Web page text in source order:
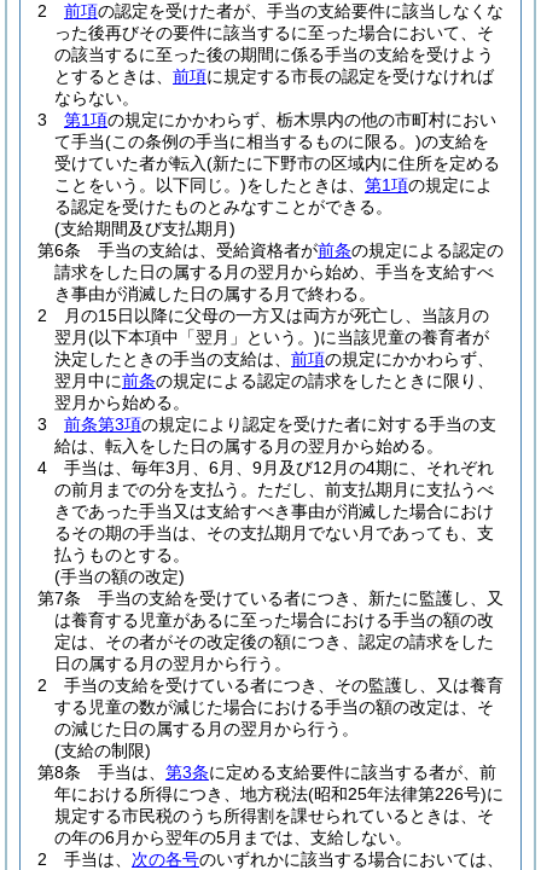
2
前項の認定を受けた者が、手当の支給要件に該当しなくな
った後再びその要件に該当するに至った場合において、そ
の該当するに至った後の期間に係る手当の支給を受けよう
とするときは、 前項に規定する市長の認定を受けなければ
ならない。
3
第1項の規定にかかわらず、栃木県内の他の市町村におい
て手当(この条例の手当に相当するものに限る。)の支給を
受けていた者が転入(新たに下野市の区域内に住所を定める
ことをいう。以下同じ。)をしたときは、 第1項の規定によ
る認定を受けたものとみなすことができる。
(支給期間及び支払期月)
第6条
手当の支給は、受給資格者が前条の規定による認定の
請求をした日の属する月の翌月から始め、手当を支給すべ
き事由が消滅した日の属する月で終わる。
2
月の15日以降に父母の一方又は両方が死亡し、当該月の
翌月(以下本項中「翌月」という。)に当該児童の養育者が
決定したときの手当の支給は、 前項の規定にかかわらず、
翌月中に前条の規定による認定の請求をしたときに限り、
翌月から始める。
3
前条第3項の規定により認定を受けた者に対する手当の支
給は、転入をした日の属する月の翌月から始める。
4
手当は、毎年3月、6月、9月及び12月の4期に、それぞれ
の前月までの分を支払う。 ただし、前支払期月に支払うべ
きであった手当又は支給すべき事由が消滅した場合におけ
るその期の手当は、その支払期月でない月であっても、支
払うものとする。
(手当の額の改定)
第7条
手当の支給を受けている者につき、新たに監護し、又
は養育する児童があるに至った場合における手当の額の改
定は、その者がその改定後の額につき、認定の請求をした
日の属する月の翌月から行う。
2
手当の支給を受けている者につき、その監護し、又は養育
する児童の数が減じた場合における手当の額の改定は、そ
の減じた日の属する月の翌月から行う。
(支給の制限)
第8条
手当は、 第3条に定める支給要件に該当する者が、前
年における所得につき、地方税法(昭和25年法律第226号)に
規定する市民税のうち所得割を課せられているときは、そ
の年の6月から翌年の5月までは、支給しない。
2
手当は、 次の各号のいずれかに該当する場合においては、